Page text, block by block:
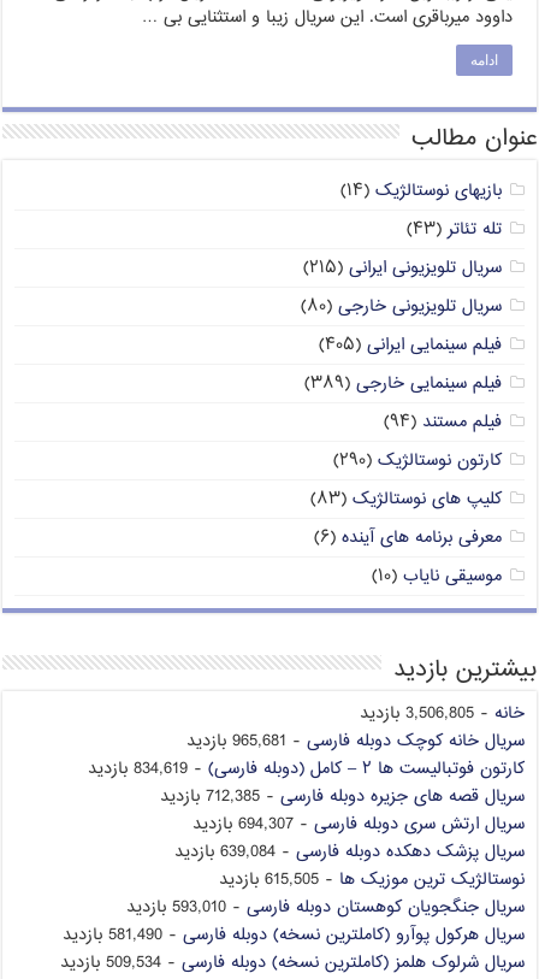
داوود میرباقری است. این سریال زیبا و استثنایی بی …
ادامه
عنوان مطالب
بازیهای نوستالژیک (۱۴)
تله تئاتر (۴۳)
سریال تلویزیونی ایرانی (۲۱۵)
سریال تلویزیونی خارجی (۸۰)
فیلم سینمایی ایرانی (۴۰۵)
فیلم سینمایی خارجی (۳۸۹)
فیلم مستند (۹۴)
کارتون نوستالژیک (۲۹۰)
کلیپ های نوستالژیک (۸۳)
معرفی برنامه های آینده (۶)
موسیقی نایاب (۱۰)
بیشترین بازدید
خانه - 3,506,805 بازدید
سریال خانه کوچک دوبله فارسی - 965,681 بازدید
کارتون فوتبالیست ها ۲ – کامل (دوبله فارسی)
- 834,619 بازدید
سریال قصه های جزیره دوبله فارسی - 712,385 بازدید
سریال ارتش سری دوبله فارسی - 694,307 بازدید
سریال پزشک دهکده دوبله فارسی - 639,084 بازدید
نوستالژیک ترین موزیک ها - 615,505 بازدید
سریال جنگجویان کوهستان دوبله فارسی - 593,010 بازدید
سریال هرکول پوآرو (کاملترین نسخه) دوبله فارسی - 581,490 بازدید
سریال شرلوک هلمز (کاملترین نسخه) دوبله فارسی - 509,534 بازدید